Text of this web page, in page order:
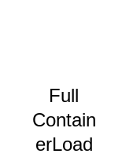
Full
Contain
erLoad